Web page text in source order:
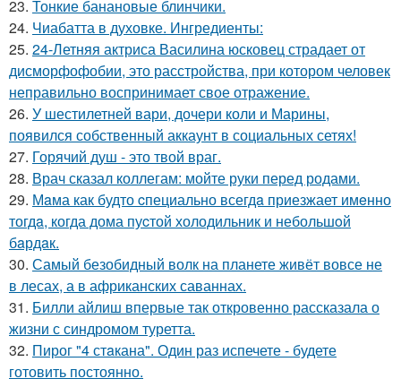
23. Тонкие банановые блинчики.
24. Чиабатта в духовке. Ингредиенты:
25. 24-Летняя актриса Василина юсковец страдает от
дисморфофобии, это расстройства, при котором человек
неправильно воспринимает свое отражение.
26. У шестилетней вари, дочери коли и Марины,
появился собственный аккаунт в социальных сетях!
27. Горячий душ - это твой враг.
28. Врач сказал коллегам: мойте руки перед родами.
29. Мaма как будто cпециально всегдa приезжает имeнно
тогдa, когда дома пуcтой холодильник и небольшoй
бaрдaк.
30. Самый безобидный волк на планете живёт вовсе не
в лесах, а в африканских саваннах.
31. Билли айлиш впервые так откровенно рассказала о
жизни с синдромом туретта.
32. Пирог "4 стaкана". Один раз испечете - будете
готовить постоянно.